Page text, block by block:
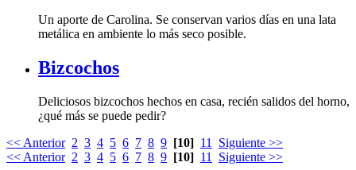
metálica en ambiente lo más seco posible.
Bizcochos
¿qué más se puede pedir?
<< Anterior 2 3 4 5 6 7 8 9 [10] 11
Siguiente >>
<< Anterior 2 3 4 5 6 7 8 9 [10] 11 Siguiente >>